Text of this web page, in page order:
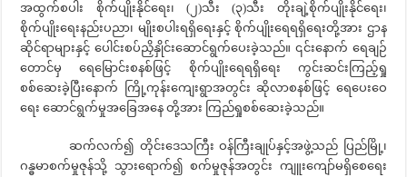
အထွက်စပါး စိုက်ပျိုးနိုင်ရေး၊ (၂)သီး (၃)သီး တိုးချဲ့စိုက်ပျိုးနိုင်ရေး၊
စိုက်ပျိုးရေးနည်းပညာ၊ မျိုးစပါးရရှိရေးနှင့် စိုက်ပျိုးရေရရှိရေးတို့အား ဌာန
ဆိုင်ရာများနှင့် ပေါင်းစပ်ညှိနှိုင်းဆောင်ရွက်ပေးခဲ့သည်။ ၎င်းနောက် ရေချဉ်
တောင်မှ ရေမြောင်းစနစ်ဖြင့် စိုက်ပျိုးရေရရှိရေး ကွင်းဆင်းကြည့်ရှု
စစ်ဆေးခဲ့ပြီးနောက် ကြို့ကုန်းကျေးရွာအတွင်း ဆိုလာစနစ်ဖြင့် ရေပေးဝေ
ရေး ဆောင်ရွက်မှုအခြေအနေ တို့အား ကြည်ရှုစစ်ဆေးခဲ့သည်။
ဆက်လက်၍ တိုင်းဒေသကြီး ဝန်ကြီးချုပ်နှင့်အဖွဲ့သည် ပြည်မြို့၊
ဂန္ဓမာစက်မှုဇုန်သို့ သွားရောက်၍ စက်မှုဇုန်အတွင်း ကျူးကျော်မရှိစေရေး